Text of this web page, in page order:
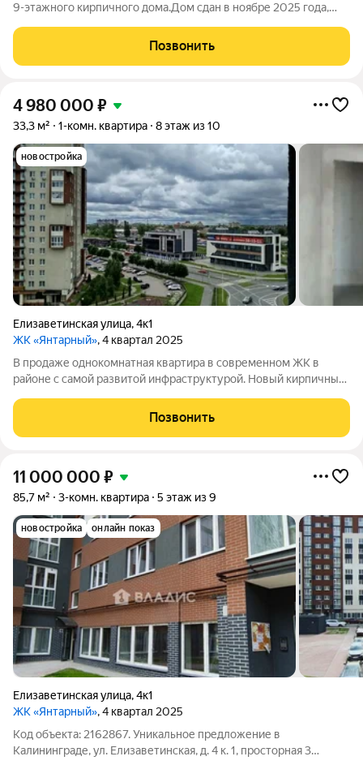
9-этажного кирпичного дома.Дом сдан в ноябре 2025 года,
улицу, так и во двор.Особенности квартиры:Без ремонта, что
позволяет
Позвонить
4 980 000 ₽
33,3 м² 1-комн. квартира 8 этаж из 10
новостройка
Елизаветинская улица,4к1
ЖК «Янтарный», 4 квартал 2025
В продаже однокомнатная квартира в современном ЖК в
районе с самой развитой инфраструктурой. Новый кирпичный
паркинг. Благоустроенная территория с детскими и
спортивными площадками. Квартира
Позвонить
11 000 000 ₽
85,7 м² 3-комн. квартира 5 этаж из 9
новостройка онлайн показ
Елизаветинская улица,4к1
ЖК «Янтарный», 4 квартал 2025
Код объекта: 2162867. Уникальное предложение в
Калининграде, ул. Елизаветинская, д. 4 к. 1, просторная 3